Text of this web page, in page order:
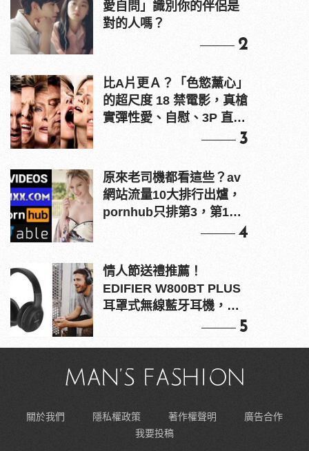
愛自問」識別你的伴侶是
對的人嗎？
2
比A片更Ａ？「色慾薰心」
的超尺度 18 禁電影，真槍
實彈性愛、自慰、3P 直接
3
原來老司機都看這些？av
網站流量10大排行出爐，
pornhub只排第3，第1名
4
情人節送禮推薦！
EDIFIER W800BT PLUS
耳罩式無線藍牙耳機，在
5
關於我們 隱私權政策 著作權聲明
廣告合作
我要投稿